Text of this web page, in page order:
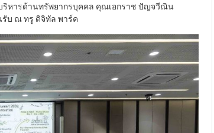
หารด้านทรัพยากรบุคคล คุณเอกราช ปัญจวีณิน
บ ณ ทรู ดิจิทัล พาร์ค